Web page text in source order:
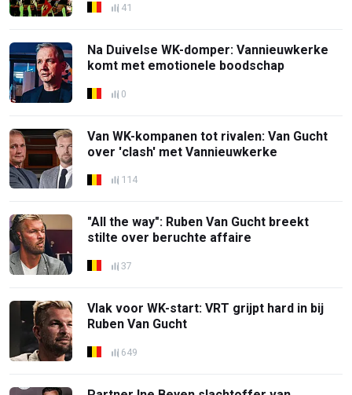
41
Na Duivelse WK-domper: Vannieuwkerke
komt met emotionele boodschap
0
Van WK-kompanen tot rivalen: Van Gucht
over 'clash' met Vannieuwkerke
114
"All the way": Ruben Van Gucht breekt
stilte over beruchte affaire
37
Vlak voor WK-start: VRT grijpt hard in bij
Ruben Van Gucht
649